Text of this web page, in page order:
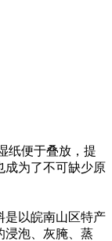
纸便于叠放，提
成为了不可缺少原
以皖南山区特产
浸泡、灰腌、蒸